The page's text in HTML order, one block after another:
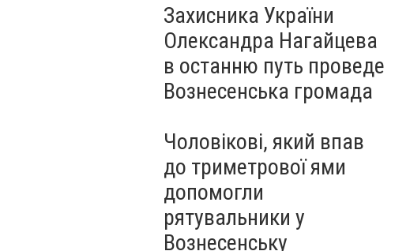
Захисника України
Олександра Нагайцева
в останню путь проведе
Вознесенська громада
Чоловікові, який впав
до триметрової ями
допомогли
рятувальники у
Вознесенську